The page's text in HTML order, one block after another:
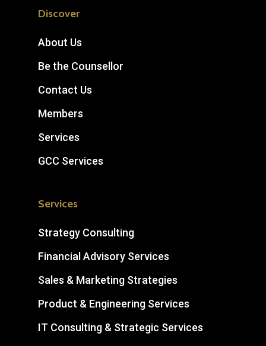
Discover
About Us
Be the Counsellor
Contact Us
Members
Services
GCC Services
Services
Strategy Consulting
Financial Advisory Services
Sales & Marketing Strategies
Product & Engineering Services
IT Consulting & Strategic Services